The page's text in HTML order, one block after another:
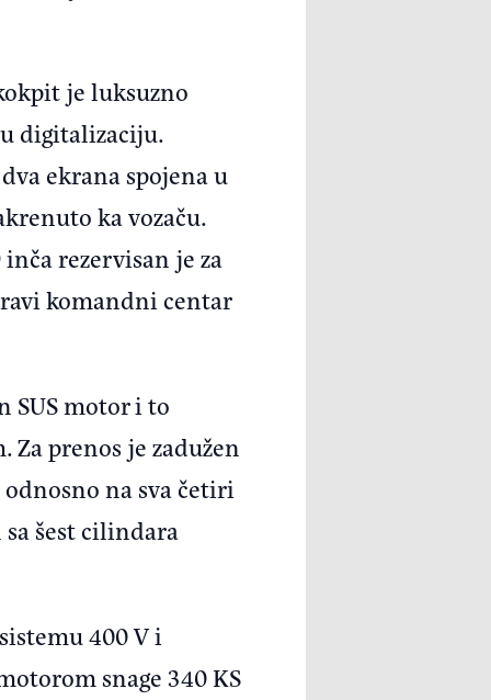
je luksuzno
digitalizaciju.
ekrana spojena u
ka vozaču.
rezervisan je za
komandni centar
SUS motor i to
prenos je zadužen
na sva četiri
šest cilindara
400 V i
snage 340 KS